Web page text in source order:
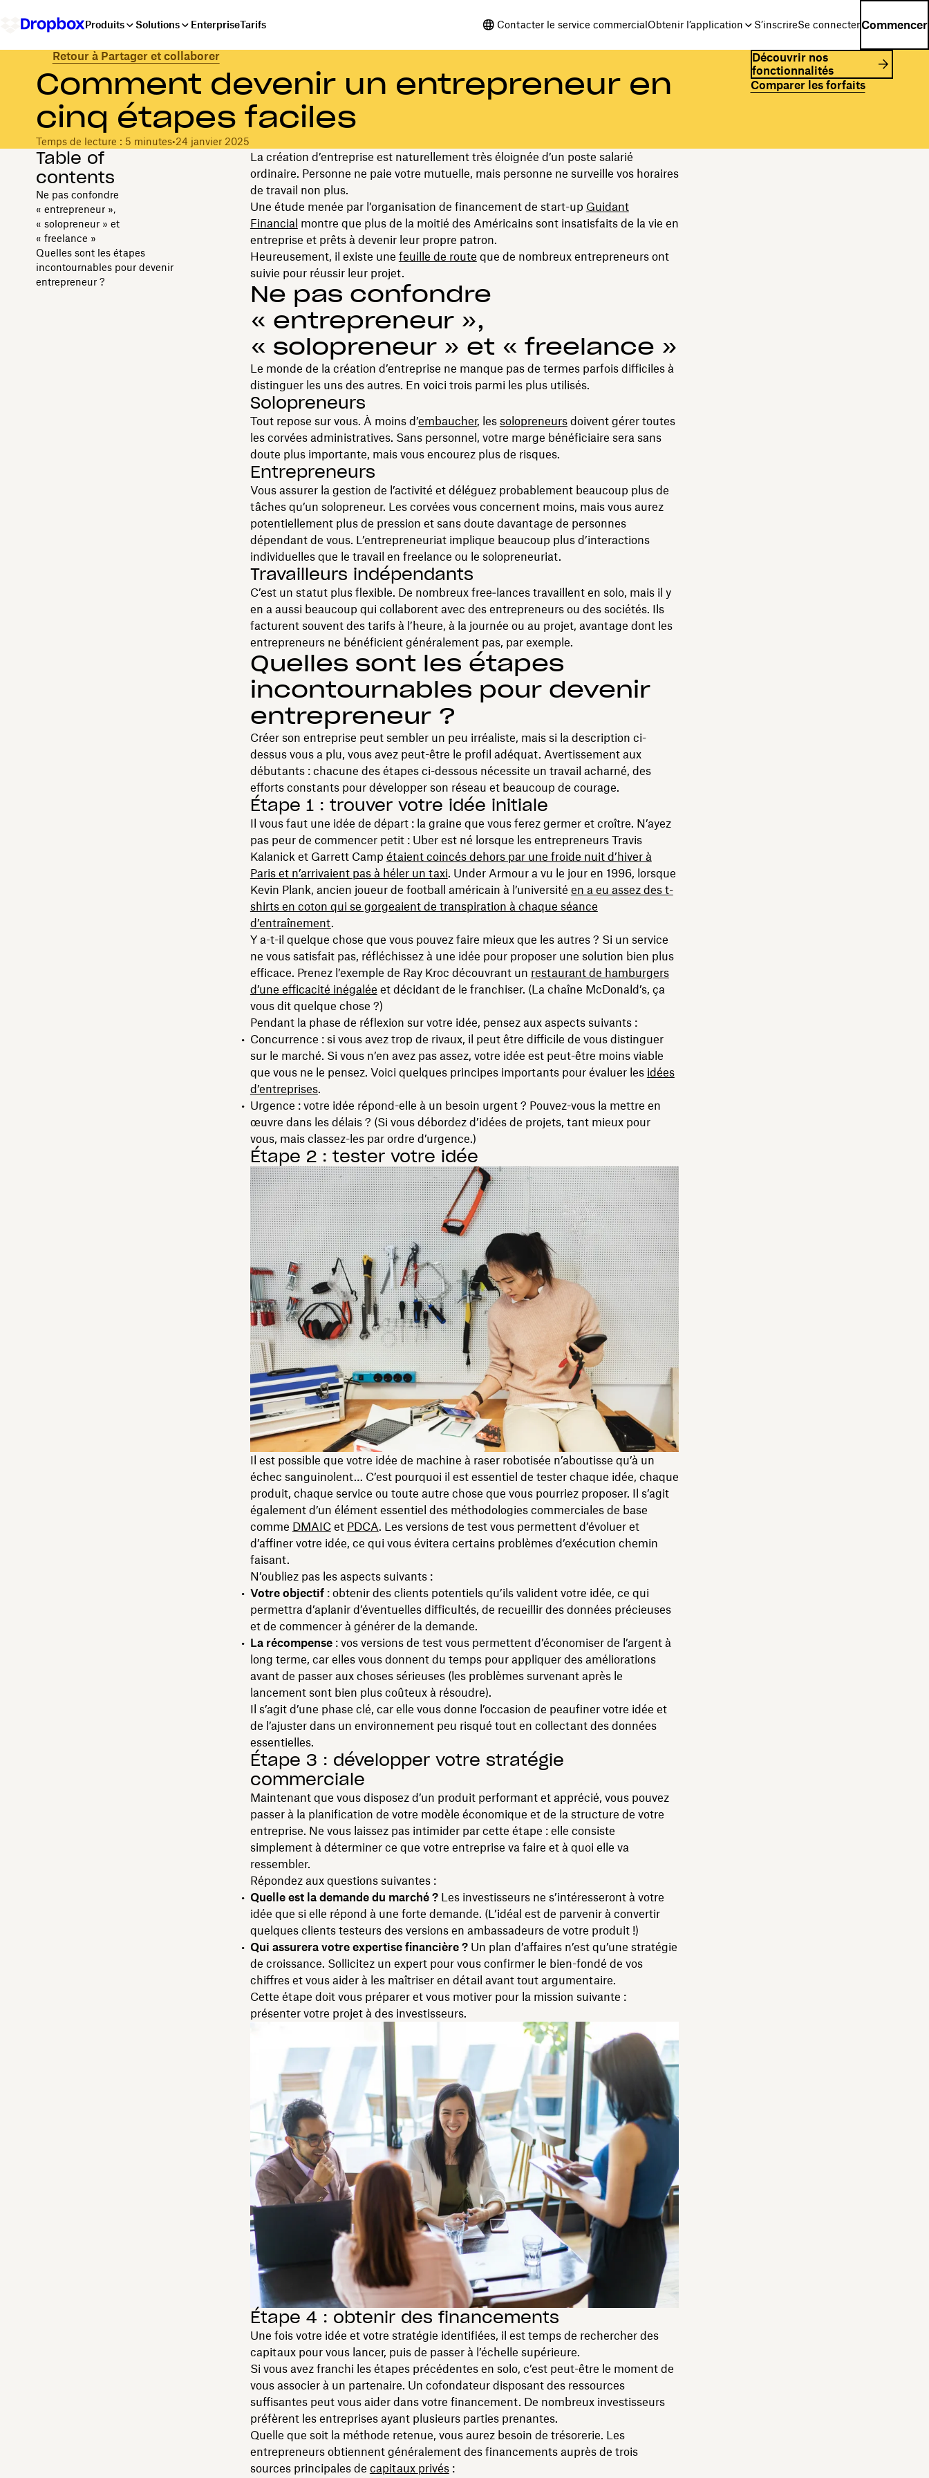
Produits Solutions EnterpriseTarifs Contacter le service commercialObtenir l’application S’inscrireSe connecterCommencer
Retour à Partager et collaborer
Comment devenir un entrepreneur en
cinq étapes faciles
Temps de lecture : 5 minutes•24 janvier 2025
Découvrir nos
fonctionnalités
Comparer les forfaits
Table of
contents
Ne pas confondre
« entrepreneur »,
« solopreneur » et
« freelance »
Quelles sont les étapes
incontournables pour devenir
entrepreneur ?
La création d’entreprise est naturellement très éloignée d’un poste salarié
ordinaire. Personne ne paie votre mutuelle, mais personne ne surveille vos horaires
de travail non plus.
Une étude menée par l’organisation de financement de start-up Guidant
Financial montre que plus de la moitié des Américains sont insatisfaits de la vie en
entreprise et prêts à devenir leur propre patron.
Heureusement, il existe une feuille de route que de nombreux entrepreneurs ont
suivie pour réussir leur projet.
Ne pas confondre
« entrepreneur »,
« solopreneur » et « freelance »
Le monde de la création d’entreprise ne manque pas de termes parfois difficiles à
distinguer les uns des autres. En voici trois parmi les plus utilisés.
Solopreneurs
Tout repose sur vous. À moins d’embaucher, les solopreneursdoivent gérer toutes
les corvées administratives. Sans personnel, votre marge bénéficiaire sera sans
doute plus importante, mais vous encourez plus de risques.
Entrepreneurs
Vous assurer la gestion de l’activité et déléguez probablement beaucoup plus de
tâches qu’un solopreneur. Les corvées vous concernent moins, mais vous aurez
potentiellement plus de pression et sans doute davantage de personnes
dépendant de vous. L’entrepreneuriat implique beaucoup plus d’interactions
individuelles que le travail en freelance ou le solopreneuriat.
Travailleurs indépendants
C’est un statut plus flexible. De nombreux free‑lances travaillent en solo, mais il y
en a aussi beaucoup qui collaborent avec des entrepreneurs ou des sociétés. Ils
facturent souvent des tarifs à l’heure, à la journée ou au projet, avantage dont les
entrepreneurs ne bénéficient généralement pas, par exemple.
Quelles sont les étapes
incontournables pour devenir
entrepreneur ?
Créer son entreprise peut sembler un peu irréaliste, mais si la description ci-
dessus vous a plu, vous avez peut-être le profil adéquat. Avertissement aux
débutants : chacune des étapes ci-dessous nécessite un travail acharné, des
efforts constants pour développer son réseau et beaucoup de courage.
Étape 1 : trouver votre idée initiale
Il vous faut une idée de départ : la graine que vous ferez germer et croître. N’ayez
pas peur de commencer petit : Uber est né lorsque les entrepreneurs Travis
Kalanick et Garrett Camp étaient coincés dehors par une froide nuit d’hiver à
Paris et n’arrivaient pas à héler un taxi. Under Armour a vu le jour en 1996, lorsque
Kevin Plank, ancien joueur de football américain à l’université en a eu assez des t-
shirts en coton qui se gorgeaient de transpiration à chaque séance
d’entraînement.
Y a-t-il quelque chose que vous pouvez faire mieux que les autres ? Si un service
ne vous satisfait pas, réfléchissez à une idée pour proposer une solution bien plus
efficace. Prenez l’exemple de Ray Kroc découvrant un restaurant de hamburgers
d’une efficacité inégalée et décidant de le franchiser. (La chaîne McDonald’s, ça
vous dit quelque chose ?)
Pendant la phase de réflexion sur votre idée, pensez aux aspects suivants :
Concurrence : si vous avez trop de rivaux, il peut être difficile de vous distinguer
sur le marché. Si vous n’en avez pas assez, votre idée est peut-être moins viable
que vous ne le pensez. Voici quelques principes importants pour évaluer les idées
d’entreprises.
Urgence : votre idée répond-elle à un besoin urgent ? Pouvez-vous la mettre en
œuvre dans les délais ? (Si vous débordez d’idées de projets, tant mieux pour
vous, mais classez-les par ordre d’urgence.)
Étape 2 : tester votre idée
Il est possible que votre idée de machine à raser robotisée n’aboutisse qu’à un
échec sanguinolent… C’est pourquoi il est essentiel de tester chaque idée, chaque
produit, chaque service ou toute autre chose que vous pourriez proposer. Il s’agit
également d’un élément essentiel des méthodologies commerciales de base
comme DMAICet PDCA. Les versions de test vous permettent d’évoluer et
d’affiner votre idée, ce qui vous évitera certains problèmes d’exécution chemin
faisant.
N’oubliez pas les aspects suivants :
Votre objectif: obtenir des clients potentiels qu’ils valident votre idée, ce qui
permettra d’aplanir d’éventuelles difficultés, de recueillir des données précieuses
et de commencer à générer de la demande.
La récompense: vos versions de test vous permettent d’économiser de l’argent à
long terme, car elles vous donnent du temps pour appliquer des améliorations
avant de passer aux choses sérieuses (les problèmes survenant après le
lancement sont bien plus coûteux à résoudre).
Il s’agit d’une phase clé, car elle vous donne l’occasion de peaufiner votre idée et
de l’ajuster dans un environnement peu risqué tout en collectant des données
essentielles.
Étape 3 : développer votre stratégie
commerciale
Maintenant que vous disposez d’un produit performant et apprécié, vous pouvez
passer à la planification de votre modèle économique et de la structure de votre
entreprise. Ne vous laissez pas intimider par cette étape : elle consiste
simplement à déterminer ce que votre entreprise va faire et à quoi elle va
ressembler.
Répondez aux questions suivantes :
Quelle est la demande du marché ?Les investisseurs ne s’intéresseront à votre
idée que si elle répond à une forte demande. (L’idéal est de parvenir à convertir
quelques clients testeurs des versions en ambassadeurs de votre produit !)
Qui assurera votre expertise financière ?Un plan d’affaires n’est qu’une stratégie
de croissance. Sollicitez un expert pour vous confirmer le bien-fondé de vos
chiffres et vous aider à les maîtriser en détail avant tout argumentaire.
Cette étape doit vous préparer et vous motiver pour la mission suivante :
présenter votre projet à des investisseurs.
Étape 4 : obtenir des financements
Une fois votre idée et votre stratégie identifiées, il est temps de rechercher des
capitaux pour vous lancer, puis de passer à l’échelle supérieure.
Si vous avez franchi les étapes précédentes en solo, c’est peut-être le moment de
vous associer à un partenaire. Un cofondateur disposant des ressources
suffisantes peut vous aider dans votre financement. De nombreux investisseurs
préfèrent les entreprises ayant plusieurs parties prenantes.
Quelle que soit la méthode retenue, vous aurez besoin de trésorerie. Les
entrepreneurs obtiennent généralement des financements auprès de trois
sources principales de capitaux privés: